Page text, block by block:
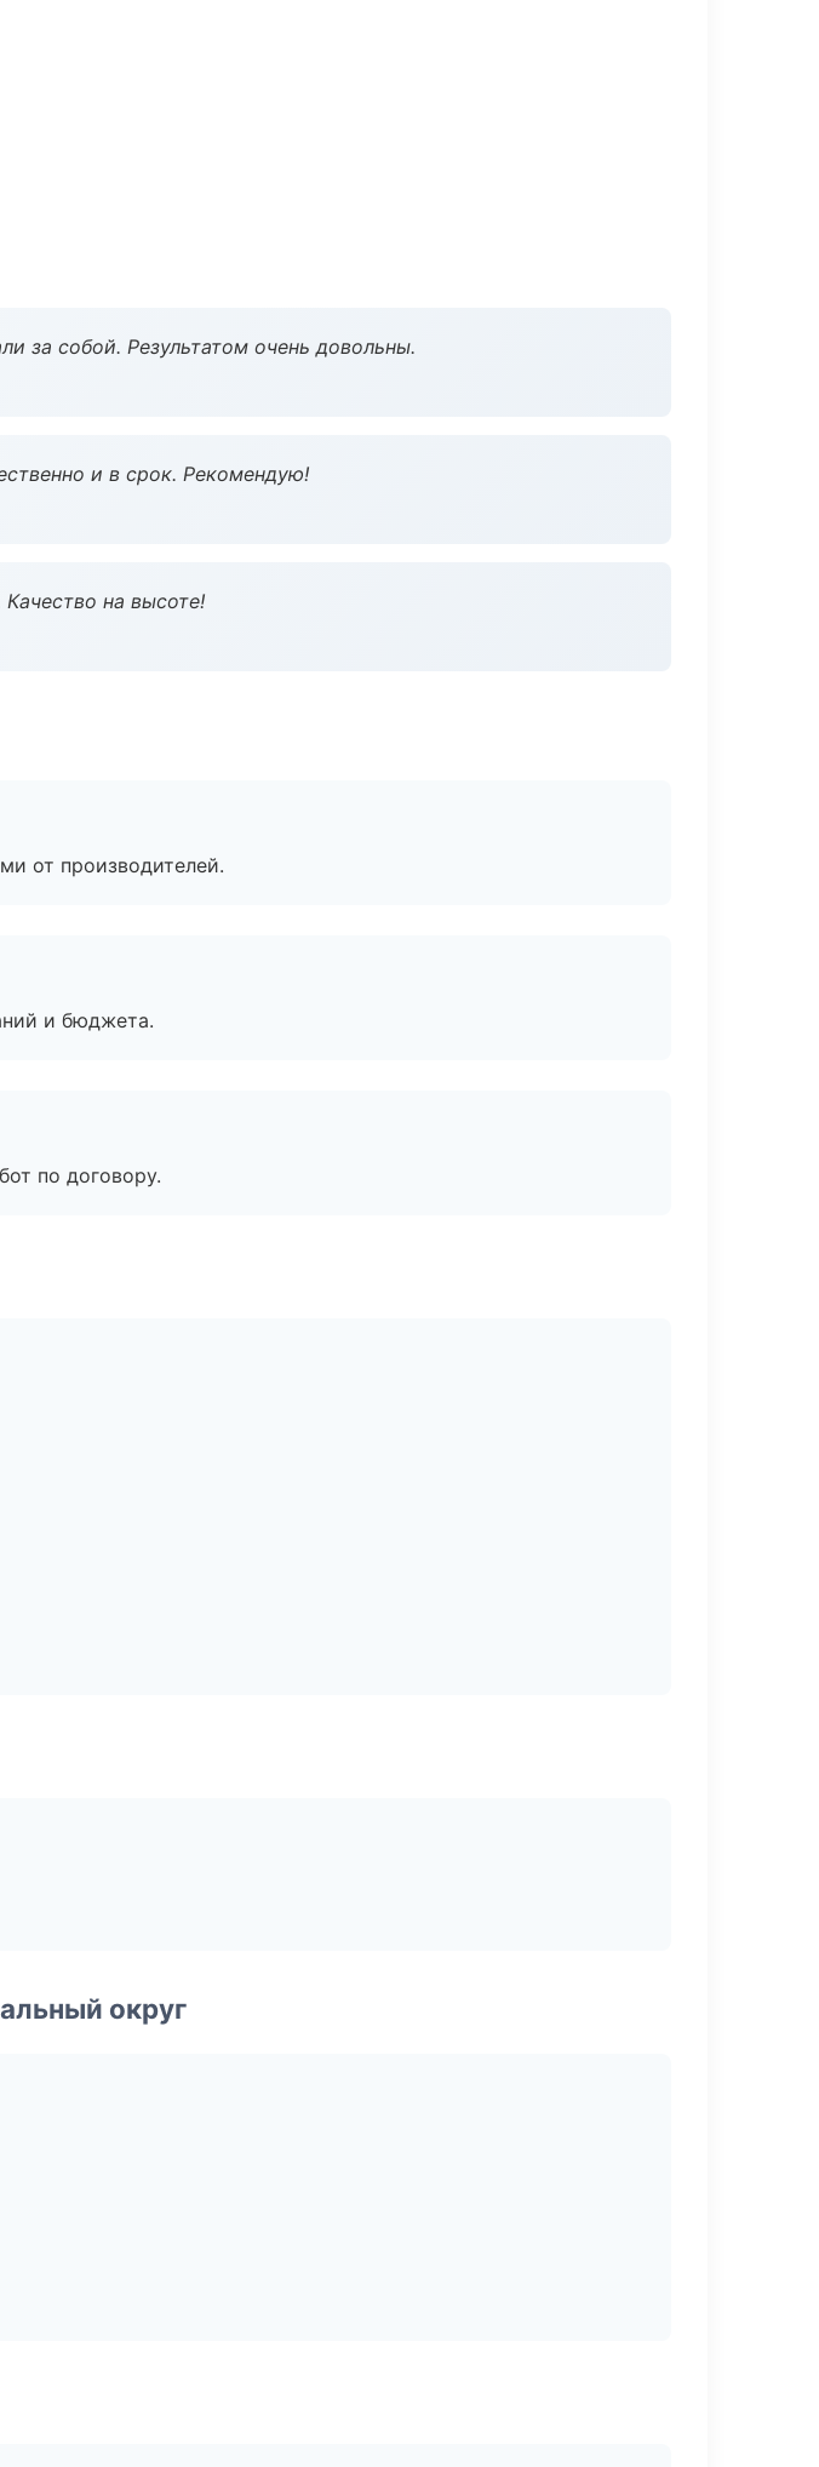
за собой. Результатом очень довольны.
и в срок. Рекомендую!
на высоте!
от производителей.
и бюджета.
по договору.
округ